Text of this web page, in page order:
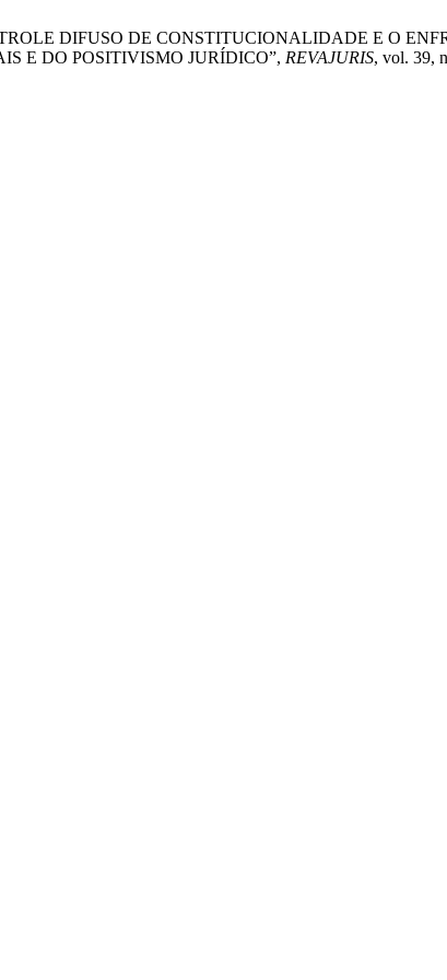
DIFUSO DE CONSTITUCIONALIDADE E O
E DO POSITIVISMO JURÍDICO”, REVAJURIS, vol. 39,